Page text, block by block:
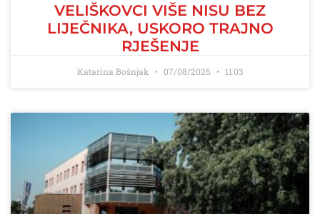
VELIŠKOVCI VIŠE NISU BEZ
LIJEČNIKA, USKORO TRAJNO
RJEŠENJE
Katarina Bošnjak 07/08/2026 11:03